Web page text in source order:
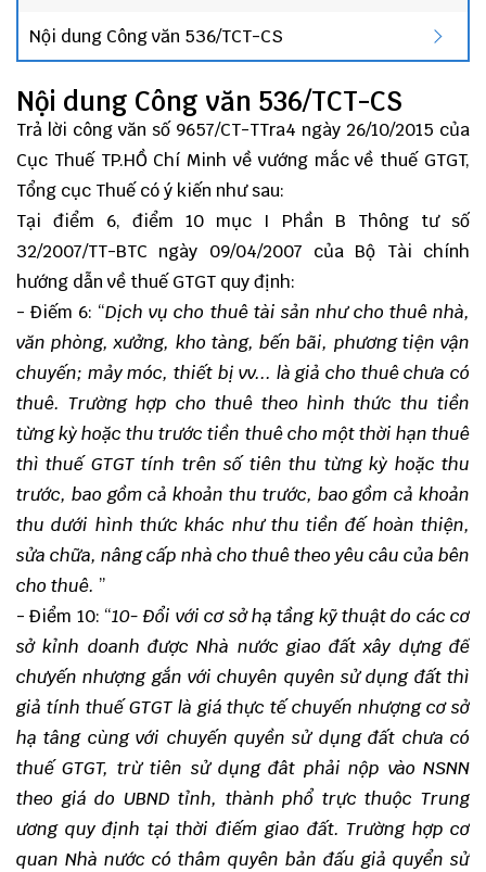
Nội dung Công văn 536/TCT-CS
Nội dung Công văn 536/TCT-CS
Trả lời công văn số 9657/CT-TTra4 ngày 26/10/2015 của
Cục Thuế TP.HỒ Chí Minh về vướng mắc về thuế GTGT,
Tổng cục Thuế có ý kiến như sau:
Tại điểm 6, điểm 10 mục I Phần B Thông tư số
32/2007/TT-BTC ngày 09/04/2007 của Bộ Tài chính
hướng dẫn về thuế GTGT quy định:
- Điếm 6: “Dịch vụ cho thuê tài sản như cho thuê nhà,
văn phòng, xưởng, kho tàng, bến bãi, phương tiện vận
chuyến; mảy móc, thiết bị vv... là giả cho thuê chưa có
thuê. Trường hợp cho thuê theo hình thức thu tiền
từng kỳ hoặc thu trước tiền thuê cho một thời hạn thuê
thì thuế GTGT tính trên số tiên thu từng kỳ hoặc thu
trước, bao gồm cả khoản thu trước, bao gồm cả khoản
thu dưới hình thức khác như thu tiền đế hoàn thiện,
sửa chữa, nâng cấp nhà cho thuê theo yêu câu của bên
cho thuê. ”
- Điểm 10: “10- Đổi với cơ sở hạ tầng kỹ thuật do các cơ
sở kỉnh doanh được Nhà nước giao đất xây dựng đế
chưyến nhượng gắn với chuyên quyên sử dụng đất thì
giả tính thuế GTGT là giá thực tế chuyến nhượng cơ sở
hạ tâng cùng với chuyến quyền sử dụng đất chưa có
thuế GTGT, trừ tiên sử dụng đât phải nộp vào NSNN
theo giá do UBND tỉnh, thành phổ trực thuộc Trung
ương quy định tại thời điếm giao đất. Trường hợp cơ
quan Nhà nước có thâm quyên bản đấu giả quyển sử